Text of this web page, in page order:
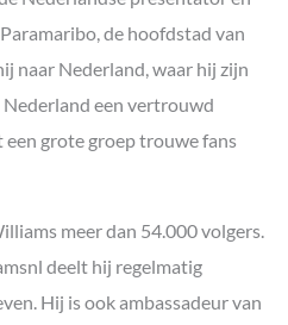
de hoofdstad van
naar Nederland, waar hij zijn
een vertrouwd
een grote groep trouwe fans
meer dan 54.000 volgers.
deelt hij regelmatig
Hij is ook ambassadeur van